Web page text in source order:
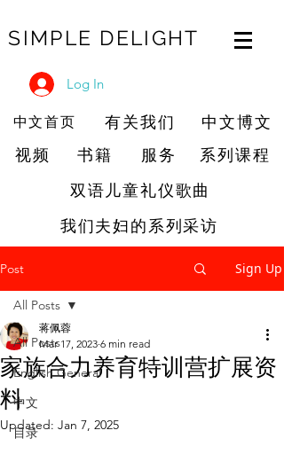
SIMPLE DELIGHT
Log In
中文首页 有关我们
中文博文
视频
书籍 服务
系列课程
双语儿童礼仪歌曲
我们夫妇的系列采访
Post Sign Up
All Posts
English General
中文
目录
All Posts
家族合力养育特训营扩展资
料
蒋佩蓉
Mar 17, 2023 6 min read
Updated: Jan 7, 2025